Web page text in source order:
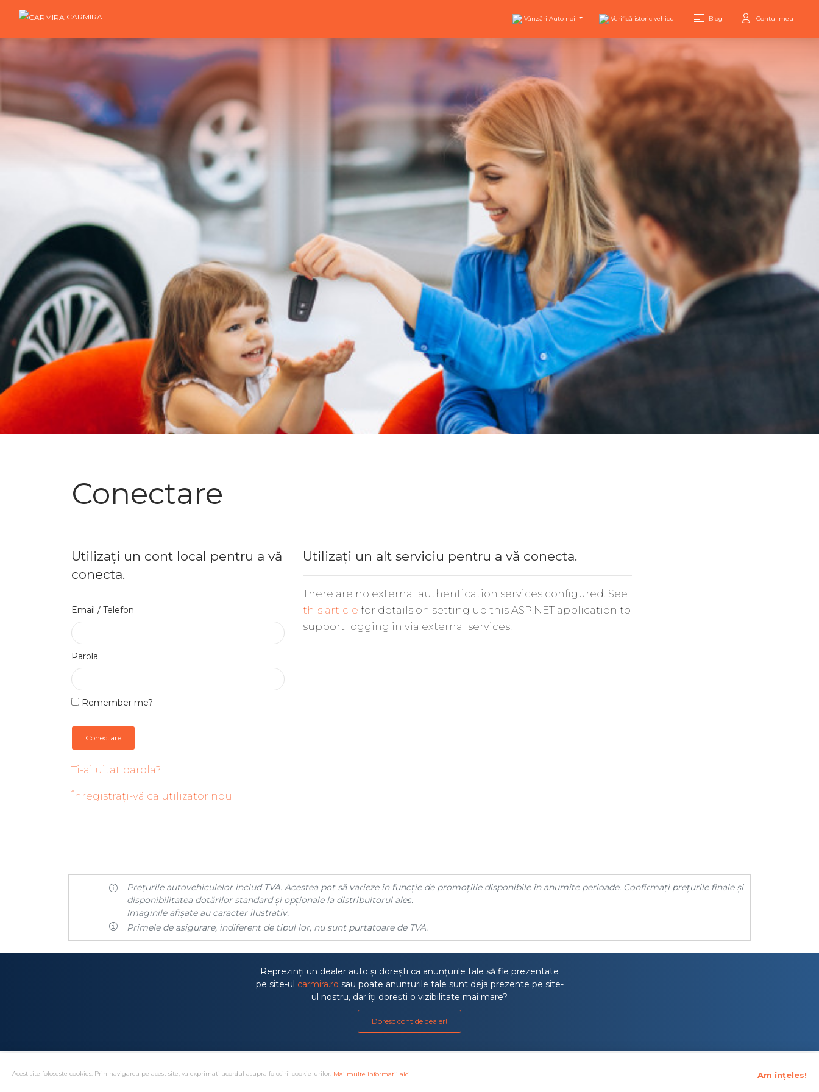
CARMIRA Vânzări Auto noi Verifică istoric vehicul Blog Contul meu
Acest site foloseste cookies. Prin navigarea pe acest site, va exprimati acordul asupra folosirii cookie-urilor. Mai multe informatii aici! Am înțeles!
Conectare
Utilizați un cont local pentru a vă
conecta.
Email / Telefon
Parola
Remember me?
Conectare
Ti-ai uitat parola?
Înregistrați-vă ca utilizator nou
Utilizați un alt serviciu pentru a vă conecta.
There are no external authentication services configured. See
this article for details on setting up this ASP.NET application to
support logging in via external services.
Prețurile autovehiculelor includ TVA. Acestea pot să varieze în funcție de promoțiile disponibile în anumite perioade. Confirmați prețurile finale și
disponibilitatea dotărilor standard și opționale la distribuitorul ales.
Imaginile afișate au caracter ilustrativ.
Primele de asigurare, indiferent de tipul lor, nu sunt purtatoare de TVA.
Reprezinți un dealer auto și dorești ca anunțurile tale să fie prezentate
pe site-ul carmira.ro sau poate anunțurile tale sunt deja prezente pe site-
ul nostru, dar îți dorești o vizibilitate mai mare?
Doresc cont de dealer!